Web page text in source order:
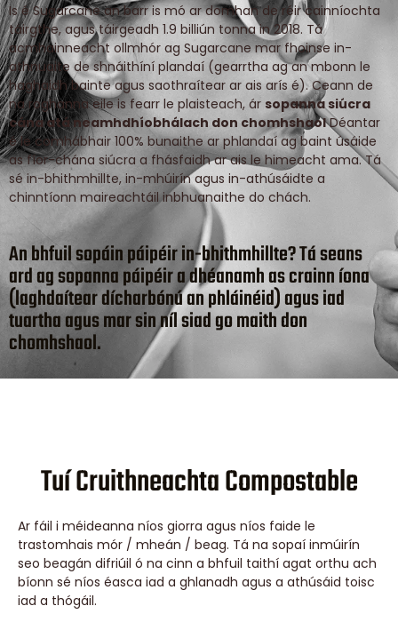
Is é Sugarcane an barr is mó ar domhan de réir cainníochta
táirgthe, agus táirgeadh 1.9 billiún tonna in 2018. Tá
acmhainneacht ollmhór ag Sugarcane mar fhoinse in-
athnuaite de shnáithíní plandaí (gearrtha ag an mbonn le
haghaidh bainte agus saothraítear ar ais arís é). Ceann de
na roghanna eile is fearr le plaisteach, ár sopanna siúcra
cána atá neamhdhíobhálach don chomhshaolDéantar
é le comhábhair 100% bunaithe ar phlandaí ag baint úsáide
as fíor-chána siúcra a fhásfaidh ar ais le himeacht ama. Tá
sé in-bhithmhillte, in-mhúirín agus in-athúsáidte a
chinntíonn maireachtáil inbhuanaithe do chách.
An bhfuil sopáin páipéir in-bhithmhillte?Tá seans
ard ag sopanna páipéir a dhéanamh as crainn íona
(laghdaítear dícharbónú an phláinéid) agus iad
tuartha agus mar sin níl siad go maith don
chomhshaol.
Tuí Cruithneachta Compostable
Ar fáil i méideanna níos giorra agus níos faide le
trastomhais mór / mheán / beag. Tá na sopaí inmúirín
seo beagán difriúil ó na cinn a bhfuil taithí agat orthu ach
bíonn sé níos éasca iad a ghlanadh agus a athúsáid toisc
iad a thógáil.